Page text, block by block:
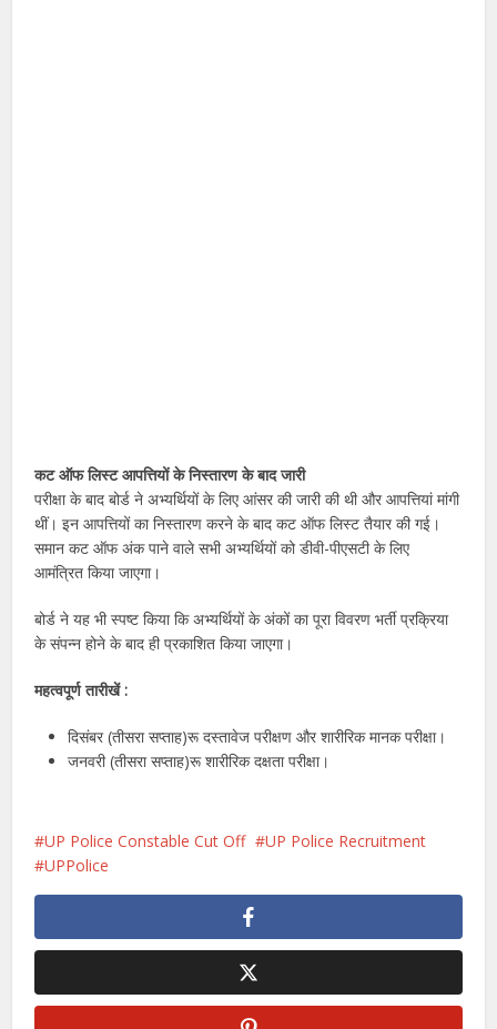
कट ऑफ लिस्ट आपत्तियों के निस्तारण के बाद जारी
परीक्षा के बाद बोर्ड ने अभ्यर्थियों के लिए आंसर की जारी की थी और आपत्तियां मांगी
थीं। इन आपत्तियों का निस्तारण करने के बाद कट ऑफ लिस्ट तैयार की गई।
समान कट ऑफ अंक पाने वाले सभी अभ्यर्थियों को डीवी-पीएसटी के लिए
आमंत्रित किया जाएगा।
बोर्ड ने यह भी स्पष्ट किया कि अभ्यर्थियों के अंकों का पूरा विवरण भर्ती प्रक्रिया
के संपन्न होने के बाद ही प्रकाशित किया जाएगा।
महत्वपूर्ण तारीखें :
दिसंबर (तीसरा सप्ताह)रू दस्तावेज परीक्षण और शारीरिक मानक परीक्षा।
जनवरी (तीसरा सप्ताह)रू शारीरिक दक्षता परीक्षा।
UP Police Constable Cut Off
UP Police Recruitment
UPPolice